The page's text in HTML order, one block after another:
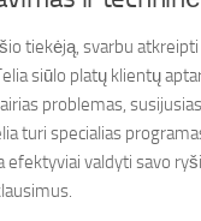
tiekėją, svarbu
siūlo platų klientų
problemas,
turi specialias
efektyviai valdyti savo